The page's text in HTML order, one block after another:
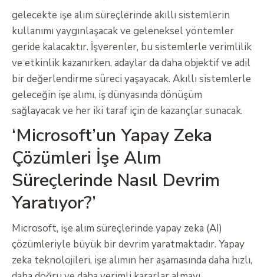
gelecekte işe alım süreçlerinde akıllı sistemlerin
kullanımı yaygınlaşacak ve geleneksel yöntemler
geride kalacaktır. İşverenler, bu sistemlerle verimlilik
ve etkinlik kazanırken, adaylar da daha objektif ve adil
bir değerlendirme süreci yaşayacak. Akıllı sistemlerle
geleceğin işe alımı, iş dünyasında dönüşüm
sağlayacak ve her iki taraf için de kazançlar sunacak.
‘Microsoft’un Yapay Zeka
Çözümleri İşe Alım
Süreçlerinde Nasıl Devrim
Yaratıyor?’
Microsoft, işe alım süreçlerinde yapay zeka (AI)
çözümleriyle büyük bir devrim yaratmaktadır. Yapay
zeka teknolojileri, işe alımın her aşamasında daha hızlı,